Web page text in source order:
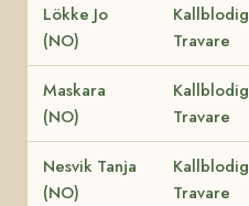
Lökke Jo
(NO)
Kallblodig
Travare
Maskara
(NO)
Kallblodig
Travare
Nesvik Tanja
(NO)
Kallblodig
Travare